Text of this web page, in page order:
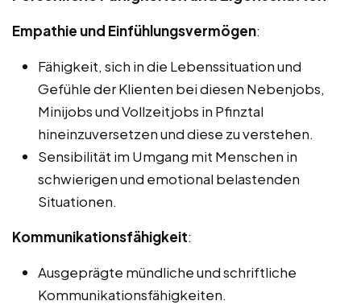
Empathie und Einfühlungsvermögen:
Fähigkeit, sich in die Lebenssituation und
Gefühle der Klienten bei diesen Nebenjobs,
Minijobs und Vollzeitjobs in Pfinztal
hineinzuversetzen und diese zu verstehen.
Sensibilität im Umgang mit Menschen in
schwierigen und emotional belastenden
Situationen.
Kommunikationsfähigkeit:
Ausgeprägte mündliche und schriftliche
Kommunikationsfähigkeiten.